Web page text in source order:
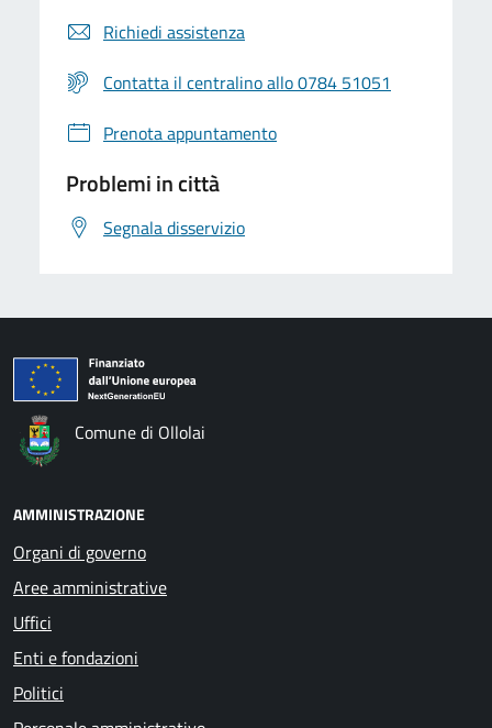
Richiedi assistenza
Contatta il centralino allo 0784 51051
Prenota appuntamento
Problemi in città
Segnala disservizio
Comune di Ollolai
AMMINISTRAZIONE
Organi di governo
Aree amministrative
Uffici
Enti e fondazioni
Politici